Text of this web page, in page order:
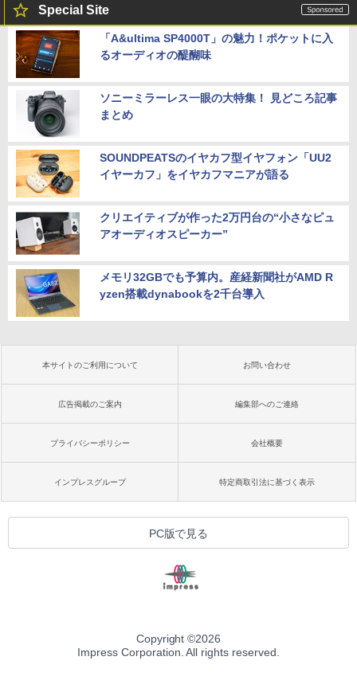
Special Site
「A&ultima SP4000T」の魅力！ポケットに入
るオーディオの醍醐味
ソニーミラーレス一眼の大特集！ 見どころ記事
まとめ
SOUNDPEATSのイヤカフ型イヤフォン「UU2
イヤーカフ」をイヤカフマニアが語る
クリエイティブが作った2万円台の“小さなピュ
アオーディオスピーカー”
メモリ32GBでも予算内。産経新聞社がAMD R
yzen搭載dynabookを2千台導入
本サイトのご利用について お問い合わせ
広告掲載のご案内 編集部へのご連絡
プライバシーポリシー 会社概要
インプレスグループ 特定商取引法に基づく表示
PC版で見る
Copyright ©2026
Impress Corporation. All rights reserved.